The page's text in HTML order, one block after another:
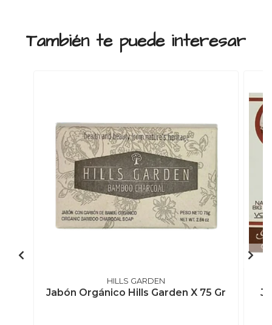
También te puede interesar
HILLS GARDEN
Jabón Orgánico Hills Garden X 75 Gr